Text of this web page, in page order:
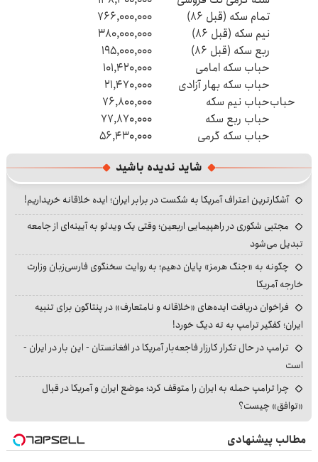
تمام سکه (قبل ۸۶)
۷۶۶,۰۰۰,۰۰۰
نیم سکه (قبل ۸۶)
۳۸۰,۰۰۰,۰۰۰
ربع سکه (قبل ۸۶)
۱۹۵,۰۰۰,۰۰۰
حباب
حباب سکه امامی
۱۰۱,۴۲۰,۰۰۰
حباب سکه بهار آزادی
۲۱,۴۷۰,۰۰۰
حباب نیم سکه
۷۶,۸۰۰,۰۰۰
حباب ربع سکه
۷۷,۸۷۰,۰۰۰
حباب سکه گرمی
۵۶,۴۳۰,۰۰۰
شاید ندیده باشید
آشکارترین اعتراف آمریکا به شکست در برابر ایران؛ ایده خلاقانه خریداریم!
مجتبی شکوری در راهپیمایی اربعین؛ وقتی یک ویدئو به آیینه‌ای از جامعه
تبدیل می‌شود
چگونه به «جنگ هرمز» پایان دهیم؛ به روایت سخنگوی فارسی‌زبان وزارت
خارجه آمریکا
فراخوان دریافت ایده‌های «خلاقانه و نامتعارف» در پنتاگون برای تنبیه
ایران؛ کفگیر ترامپ به ته دیگ خورد!
ترامپ در حال تکرار کارزار فاجعه‌بار آمریکا در افغانستان - این بار در ایران -
است
چرا ترامپ حمله به ایران را متوقف کرد؛ موضع ایران و آمریکا در قبال
«توافق» چیست؟
مطالب پیشنهادی